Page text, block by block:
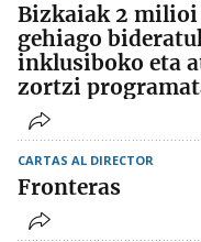
Bizkaiak 2 milioi
gehiago
inklusiboko eta
zortzi
CARTAS AL DIRECTOR
Fronteras